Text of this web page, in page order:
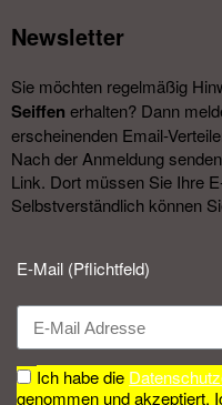
Newsletter​
Sie möchten regelmäßig
Seiffen erhalten? Dann
erscheinenden Email-
Nach der Anmeldung
Link. Dort müssen Sie Ihre
Selbstverständlich können
E-Mail (Pflichtfeld)
Ich habe die
genommen und akzeptiert.